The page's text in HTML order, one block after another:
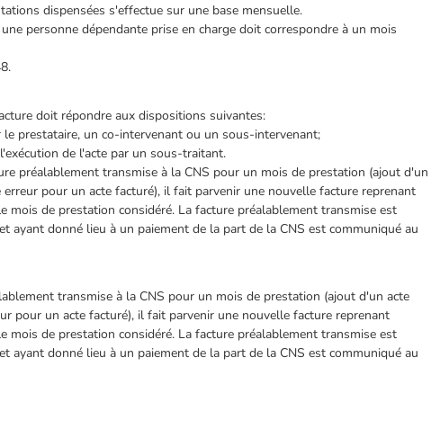
dispensées s'effectue sur une base mensuelle.
personne dépendante prise en charge doit correspondre à un mois
doit répondre aux dispositions suivantes:
prestataire, un co-intervenant ou un sous-intervenant;
de l'acte par un sous-traitant.
préalablement transmise à la CNS pour un mois de prestation (ajout d'un
pour un acte facturé), il fait parvenir une nouvelle facture reprenant
de prestation considéré. La facture préalablement transmise est
donné lieu à un paiement de la part de la CNS est communiqué au
transmise à la CNS pour un mois de prestation (ajout d'un acte
pour un acte facturé), il fait parvenir une nouvelle facture reprenant
de prestation considéré. La facture préalablement transmise est
donné lieu à un paiement de la part de la CNS est communiqué au